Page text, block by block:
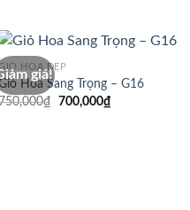
giá!
GIỎ HOA ĐẸP
Hoa Sang Trọng – G16
₫ Giá
700,000₫Giá
hiện